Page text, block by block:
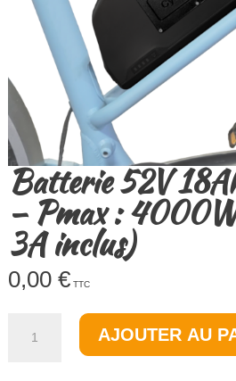
Batterie 52V
– Pmax :
3A inclus)
0,00 € TTC
AJOUTER AU